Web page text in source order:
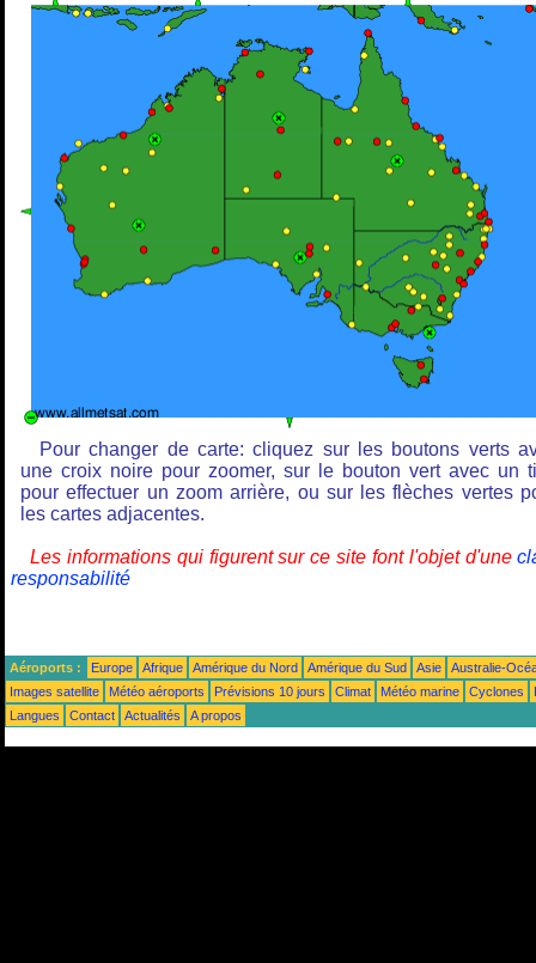
Pour changer de carte: cliquez sur les boutons verts
une croix noire pour zoomer, sur le bouton vert avec un
pour effectuer un zoom arrière, ou sur les flèches vertes
les cartes adjacentes.
Les informations qui figurent sur ce site font l'objet d'une
responsabilité
Aéroports : Europe Afrique Amérique du Nord Amérique du Sud Asie
Australie-
Images satellite
Météo aéroports Prévisions 10 jours Climat Météo marine Cyclones
Langues
Contact Actualités A propos